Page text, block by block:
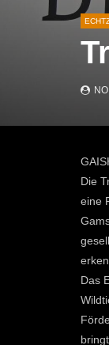
Die
eine
Das